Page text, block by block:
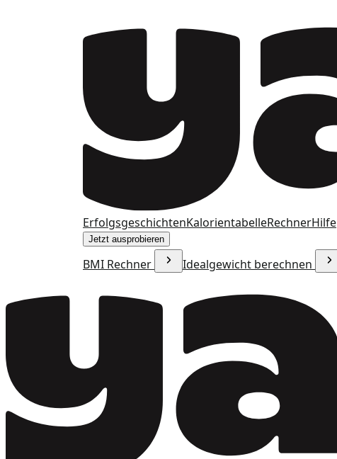
ErfolgsgeschichtenKalorientabelleRechnerHilfe
Jetzt ausprobieren
BMI Rechner Idealgewicht berechnen